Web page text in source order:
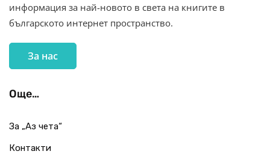
информация за най-новото в света на книгите в
българското интернет пространство.
За нас
Още…
За „Аз чета“
Контакти